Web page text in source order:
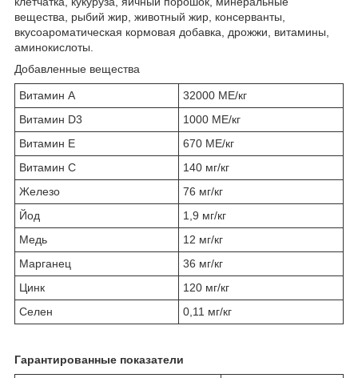
вещества, рыбий жир, животный жир, консерванты,
вкусоароматическая кормовая добавка, дрожжи, витамины,
аминокислоты.
Добавленные вещества
Витамин А
32000 МЕ/кг
Витамин D3
1000 МЕ/кг
Витамин Е
670 МЕ/кг
Витамин С
140 мг/кг
Железо
76 мг/кг
Йод
1,9 мг/кг
Медь
12 мг/кг
Марганец
36 мг/кг
Цинк
120 мг/кг
Селен
0,11 мг/кг
Гарантированные показатели